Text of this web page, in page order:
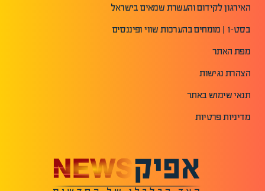
האירגון לקידום והעשרת שמאים בישראל
בסט-1 | מומחים בהערכות שווי ופיננסים
מפת האתר
הצהרת נגישות
תנאי שימוש באתר
מדיניות פרטיות